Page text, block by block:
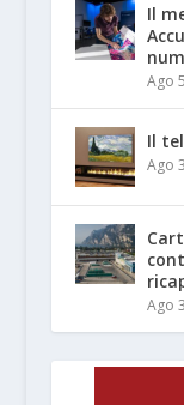
Il
Ago
Il
Ago
Ago